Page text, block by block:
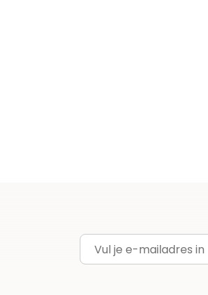
E-mailadres